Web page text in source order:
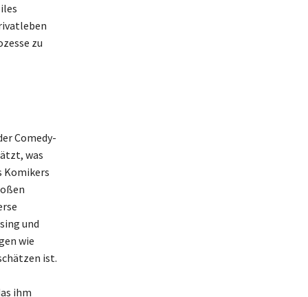
zu
Comedy-
was
Komikers
und
wie
ist.
ihm